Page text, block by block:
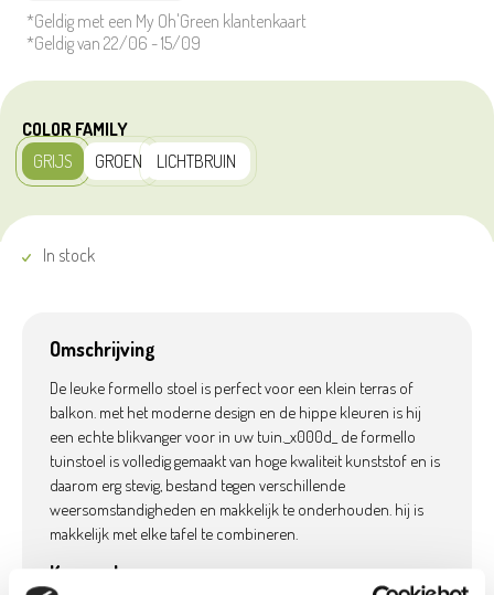
*Geldig met een My Oh'Green klantenkaart
*Geldig van 22/06 - 15/09
COLOR FAMILY
GRIJS
GROEN LICHTBRUIN
In stock
Omschrijving
De leuke formello stoel is perfect voor een klein terras of
balkon. met het moderne design en de hippe kleuren is hij
een echte blikvanger voor in uw tuin._x000d_ de formello
tuinstoel is volledig gemaakt van hoge kwaliteit kunststof en is
daarom erg stevig, bestand tegen verschillende
weersomstandigheden en makkelijk te onderhouden. hij is
makkelijk met elke tafel te combineren.
Kenmerken